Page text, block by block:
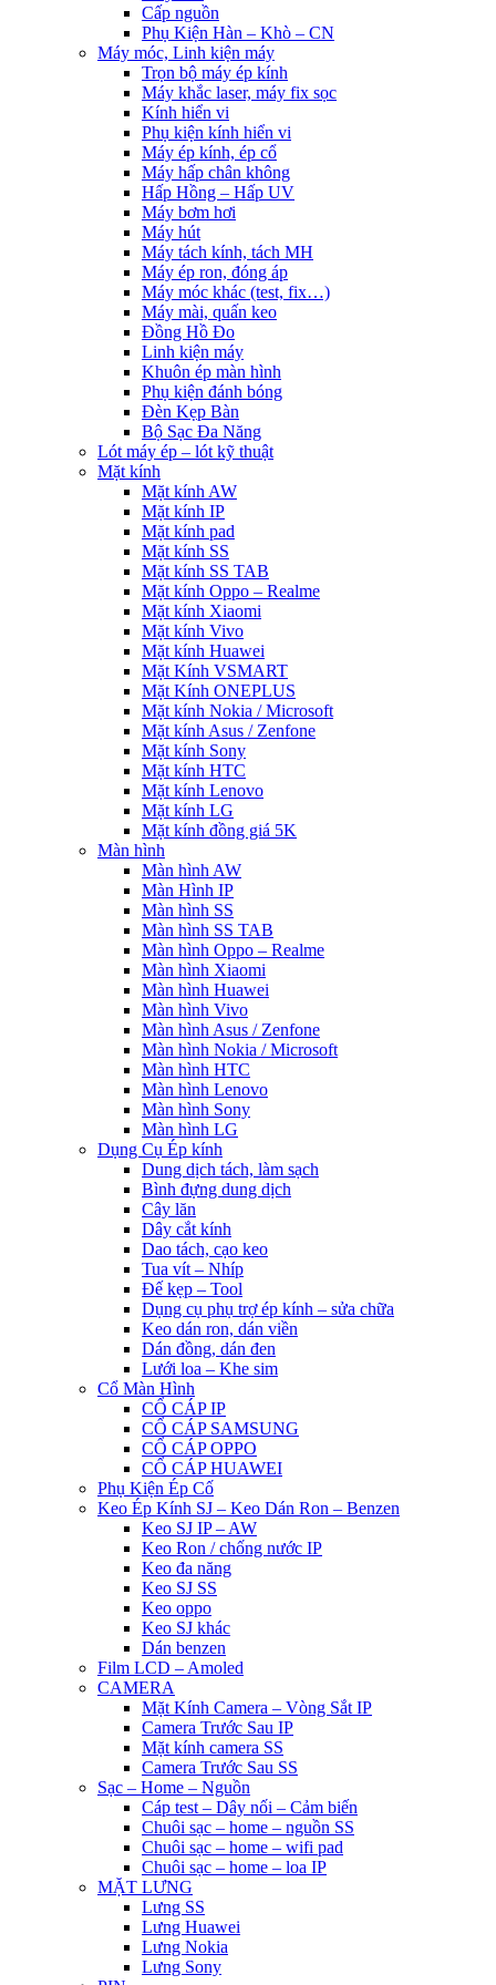
Cấp nguồn
Phụ Kiện Hàn – Khò – CN
Máy móc, Linh kiện máy
Trọn bộ máy ép kính
Máy khắc laser, máy fix sọc
Kính hiển vi
Phụ kiện kính hiển vi
Máy ép kính, ép cổ
Máy hấp chân không
Hấp Hồng – Hấp UV
Máy bơm hơi
Máy hút
Máy tách kính, tách MH
Máy ép ron, đóng áp
Máy móc khác (test, fix…)
Máy mài, quấn keo
Đồng Hồ Đo
Linh kiện máy
Khuôn ép màn hình
Phụ kiện đánh bóng
Đèn Kẹp Bàn
Bộ Sạc Đa Năng
Lót máy ép – lót kỹ thuật
Mặt kính
Mặt kính AW
Mặt kính IP
Mặt kính pad
Mặt kính SS
Mặt kính SS TAB
Mặt kính Oppo – Realme
Mặt kính Xiaomi
Mặt kính Vivo
Mặt kính Huawei
Mặt Kính VSMART
Mặt Kính ONEPLUS
Mặt kính Nokia / Microsoft
Mặt kính Asus / Zenfone
Mặt kính Sony
Mặt kính HTC
Mặt kính Lenovo
Mặt kính LG
Mặt kính đồng giá 5K
Màn hình
Màn hình AW
Màn Hình IP
Màn hình SS
Màn hình SS TAB
Màn hình Oppo – Realme
Màn hình Xiaomi
Màn hình Huawei
Màn hình Vivo
Màn hình Asus / Zenfone
Màn hình Nokia / Microsoft
Màn hình HTC
Màn hình Lenovo
Màn hình Sony
Màn hình LG
Dụng Cụ Ép kính
Dung dịch tách, làm sạch
Bình đựng dung dịch
Cây lăn
Dây cắt kính
Dao tách, cạo keo
Tua vít – Nhíp
Đế kẹp – Tool
Dụng cụ phụ trợ ép kính – sửa chữa
Keo dán ron, dán viền
Dán đồng, dán đen
Lưới loa – Khe sim
Cổ Màn Hình
CỔ CÁP IP
CỔ CÁP SAMSUNG
CỔ CÁP OPPO
CỔ CÁP HUAWEI
Phụ Kiện Ép Cố
Keo Ép Kính SJ – Keo Dán Ron – Benzen
Keo SJ IP – AW
Keo Ron / chống nước IP
Keo đa năng
Keo SJ SS
Keo oppo
Keo SJ khác
Dán benzen
Film LCD – Amoled
CAMERA
Mặt Kính Camera – Vòng Sắt IP
Camera Trước Sau IP
Mặt kính camera SS
Camera Trước Sau SS
Sạc – Home – Nguồn
Cáp test – Dây nối – Cảm biến
Chuôi sạc – home – nguồn SS
Chuôi sạc – home – wifi pad
Chuôi sạc – home – loa IP
MẶT LƯNG
Lưng SS
Lưng Huawei
Lưng Nokia
Lưng Sony